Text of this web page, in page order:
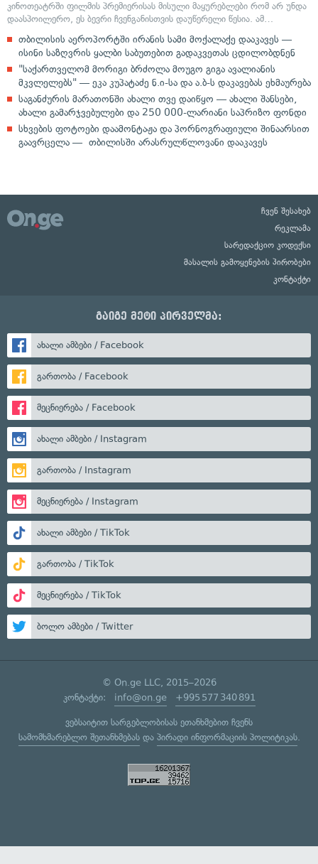
კინოთეატრში ფილმის პრემიერისას მისული მაყურებლები რომ არ უნდა
დაასპოილერო, ეს ბევრი ჩვენგანისთვის დაუწერელი წესია. ამ…
თბილისის აეროპორტში ირანის სამი მოქალაქე დააკავეს —
ისინი საზღვრის ყალბი საბუთებით გადაკვეთას ცდილობდნენ
"საქართველომ მორიგი ბრძოლა მოუგო გიგა ავალიანის
მკვლელებს" — ეკა კუპატაძე ნ.ი-სა და ა.ბ-ს დაკავებას ეხმაურება
საგანძურის მარათონში ახალი თვე დაიწყო — ახალი შანსები,
ახალი გამარჯვებულები და 250 000-ლარიანი საპრიზო ფონდი
სხვების ფოტოები დაამონტაჟა და პორნოგრაფიული შინაარსით
გაავრცელა — თბილისში არასრულწლოვანი დააკავეს
ჩვენ შესახებ
რეკლამა
სარედაქციო კოდექსი
მასალის გამოყენების პირობები
კონტაქტი
გაიგე მეტი პირველმა:
ახალი ამბები / Facebook
გართობა / Facebook
მეცნიერება / Facebook
ახალი ამბები / Instagram
გართობა / Instagram
მეცნიერება / Instagram
ახალი ამბები / TikTok
გართობა / TikTok
მეცნიერება / TikTok
ბოლო ამბები / Twitter
© On.ge LLC, 2015–2026
კონტაქტი: info@on.ge +995 577 340 891
ვებსაიტით სარგებლობისას ეთანხმებით ჩვენს
სამომხმარებლო შეთანხმებასდა პირადი ინფორმაციის პოლიტიკას.